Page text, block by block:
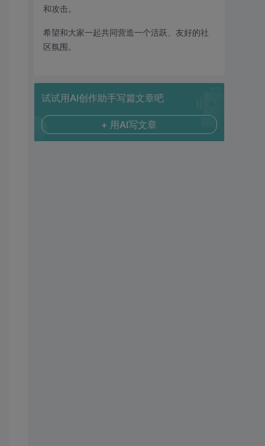
和攻击。
希望和大家一起共同营造一个活跃、友好的社
区氛围。
试试用AI创作助手写篇文章吧
+ 用AI写文章